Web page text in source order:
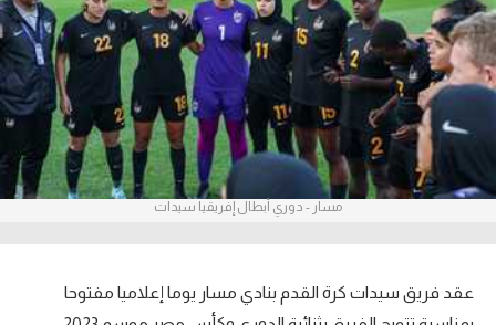
آراء حرة
ركن الألعاب
بطولات
أمريكا 2026
الدوري الإنجليزي الممتاز
مسار - دوري أبطال إفريقيا سيدات
عقد فريق سيدات كرة القدم بنادي مسار يوما إعلاميا مفتوحا